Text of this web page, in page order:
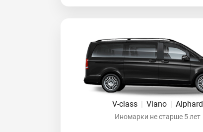
V-class | Viano | Alphard
Иномарки не старше 5 лет